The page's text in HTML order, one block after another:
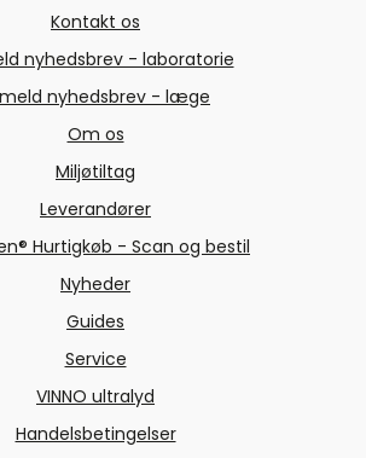
Kontakt os
nyhedsbrev - laboratorie
nyhedsbrev - læge
Om os
Miljøtiltag
Leverandører
Hurtigkøb - Scan og bestil
Nyheder
Guides
Service
VINNO ultralyd
Handelsbetingelser